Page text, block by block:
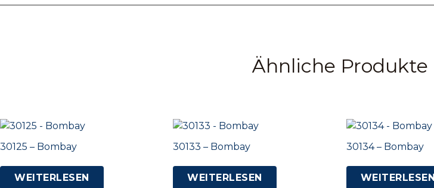
Ähnliche Produkte
30125 – Bombay
WEITERLESEN
30133 – Bombay
WEITERLESEN
30134 – Bombay
WEITERLESEN